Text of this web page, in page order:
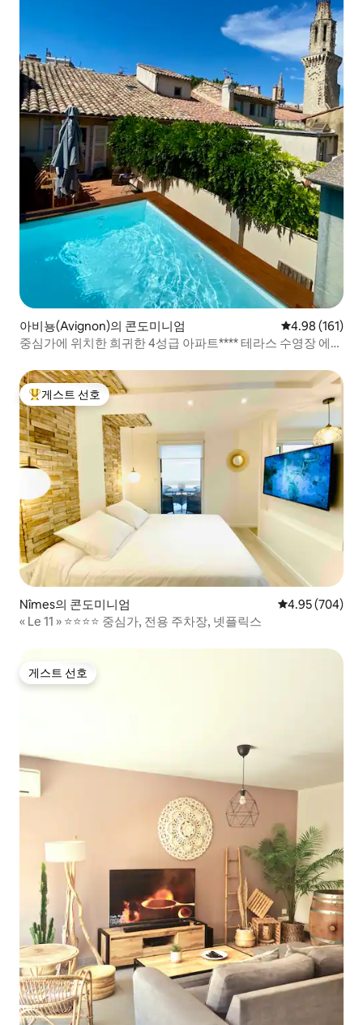
아비뇽(Avignon)의 콘도미니엄 평점 4.98점(5
4.98 (161)
중심가에 위치한 희귀한 4성급 아파트**** 테라스 수영장 에어
상위 게스트 선호
게스트 선호
Nîmes의 콘도미니엄 평점 4.95점(5
4.95 (704)
« Le 11 » ⭐️⭐️⭐️⭐️ 중심가, 전용 주차장, 넷플릭스
게스트 선호
게스트 선호